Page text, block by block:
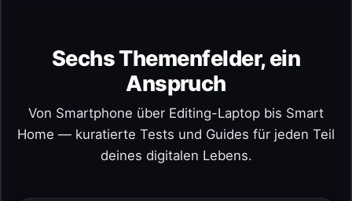
Sechs Themenfelder, ein
Anspruch
Von Smartphone über Editing-Laptop bis Smart
Home — kuratierte Tests und Guides für jeden Teil
deines digitalen Lebens.